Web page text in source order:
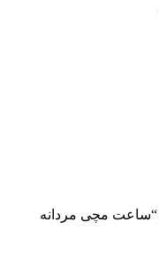
“ساعت مچی مردانه